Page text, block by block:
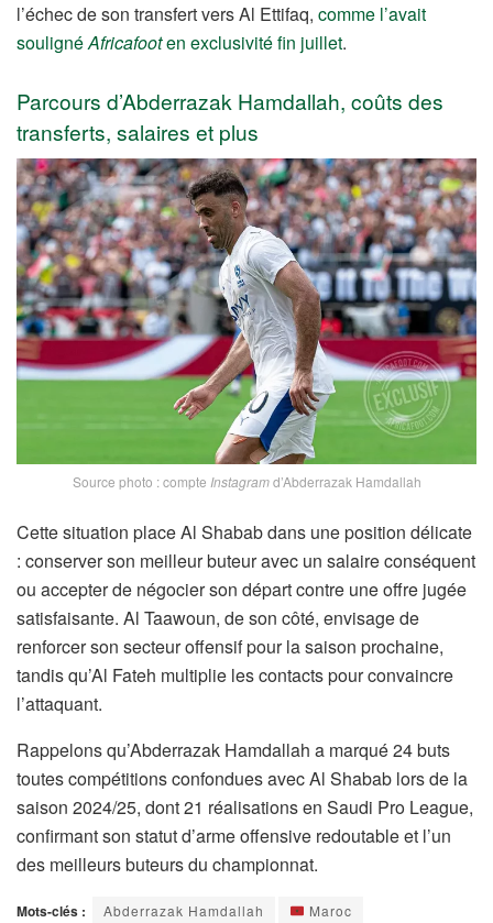
l’échec de son transfert vers Al Ettifaq, comme l’avait
soulignéAfricafooten exclusivité fin juillet.
Parcours d’Abderrazak Hamdallah, coûts des
transferts, salaires et plus
Source photo : compte Instagramd’Abderrazak Hamdallah
Cette situation place Al Shabab dans une position délicate
: conserver son meilleur buteur avec un salaire conséquent
ou accepter de négocier son départ contre une offre jugée
satisfaisante. Al Taawoun, de son côté, envisage de
renforcer son secteur offensif pour la saison prochaine,
tandis qu’Al Fateh multiplie les contacts pour convaincre
l’attaquant.
Rappelons qu’Abderrazak Hamdallah a marqué 24 buts
toutes compétitions confondues avec Al Shabab lors de la
saison 2024/25, dont 21 réalisations en Saudi Pro League,
confirmant son statut d’arme offensive redoutable et l’un
des meilleurs buteurs du championnat.
Mots-clés : Abderrazak Hamdallah Maroc